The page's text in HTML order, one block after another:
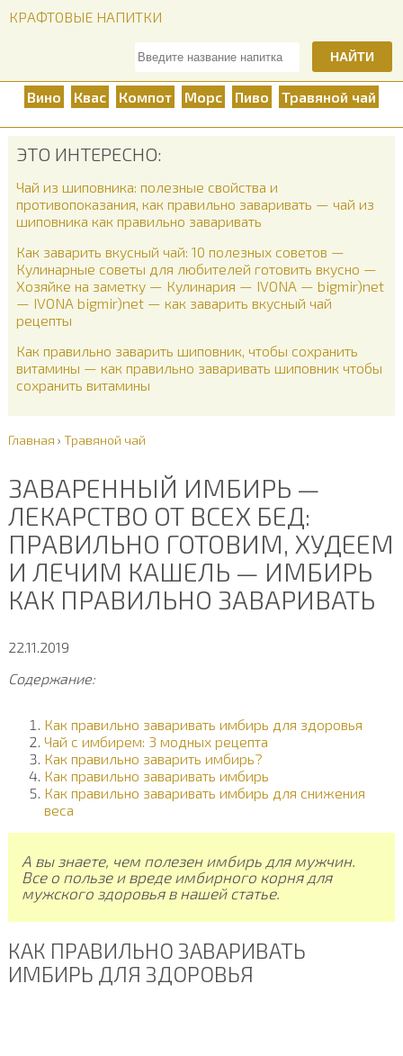
КРАФТОВЫЕ НАПИТКИ
НАЙТИ
Вино Квас Компот Морс Пиво Травяной чай
ЭТО ИНТЕРЕСНО:
Чай из шиповника: полезные свойства и
противопоказания, как правильно заваривать — чай из
шиповника как правильно заваривать
Как заварить вкусный чай: 10 полезных советов —
Кулинарные советы для любителей готовить вкусно —
Хозяйке на заметку — Кулинария — IVONA — bigmir)net
— IVONA bigmir)net — как заварить вкусный чай
рецепты
Как правильно заварить шиповник, чтобы сохранить
витамины — как правильно заваривать шиповник чтобы
сохранить витамины
Главная › Травяной чай
ЗАВАРЕННЫЙ ИМБИРЬ —
ЛЕКАРСТВО ОТ ВСЕХ БЕД:
ПРАВИЛЬНО ГОТОВИМ, ХУДЕЕМ
И ЛЕЧИМ КАШЕЛЬ — ИМБИРЬ
КАК ПРАВИЛЬНО ЗАВАРИВАТЬ
22.11.2019
Содержание:
Как правильно заваривать имбирь для здоровья
Чай с имбирем: 3 модных рецепта
Как правильно заварить имбирь?
Как правильно заваривать имбирь
Как правильно заваривать имбирь для снижения
веса
А вы знаете, чем полезен имбирь для мужчин.
Все о пользе и вреде имбирного корня для
мужского здоровья в нашей статье.
КАК ПРАВИЛЬНО ЗАВАРИВАТЬ
ИМБИРЬ ДЛЯ ЗДОРОВЬЯ